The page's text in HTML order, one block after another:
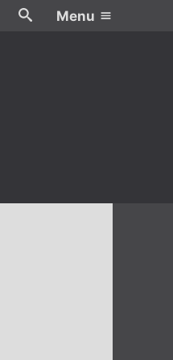
Menu